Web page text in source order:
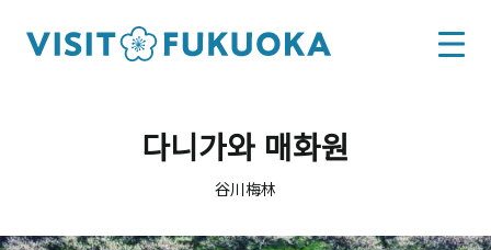
다니가와 매화원
谷川梅林